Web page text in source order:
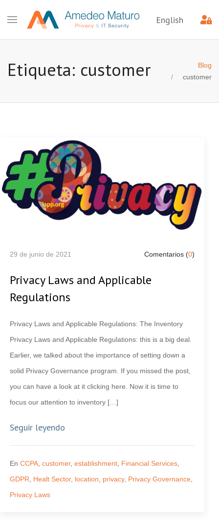
English
Etiqueta: customer
Blog
customer
29 de junio de 2021 Comentarios (0)
Privacy Laws and Applicable
Regulations
Privacy Laws and Applicable Regulations: The Inventory
Privacy Laws and Applicable Regulations: this is a big deal.
Earlier, we talked about the importance of setting down a
solid Privacy Governance program. If you missed the post,
you can have a look at it clicking here. Now it is time to
focus our attention to inventory […]
Seguir leyendo
En CCPA customer, establishment Financial Services
GDPR
Healt Sector, location privacy, Privacy Governance
Privacy Laws